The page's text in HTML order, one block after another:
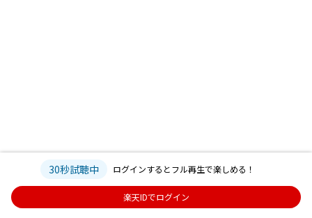
30秒試聴中 ログインするとフル再生で楽しめる！
楽天IDでログイン